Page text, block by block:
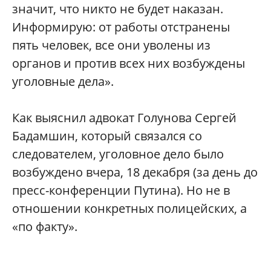
значит, что никто не будет наказан.
Информирую: от работы отстранены
пять человек, все они уволены из
органов и против всех них возбуждены
уголовные дела».
Как выяснил адвокат Голунова Сергей
Бадамшин, который связался со
следователем, уголовное дело было
возбуждено вчера, 18 декабря (за день до
пресс-конференции Путина). Но не в
отношении конкретных полицейских, а
«по факту».